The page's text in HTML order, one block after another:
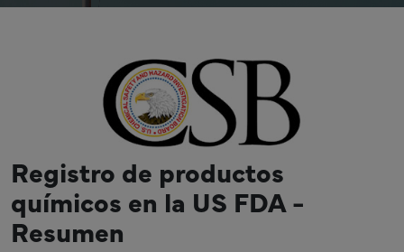
Registro de productos
químicos en la US FDA -
Resumen